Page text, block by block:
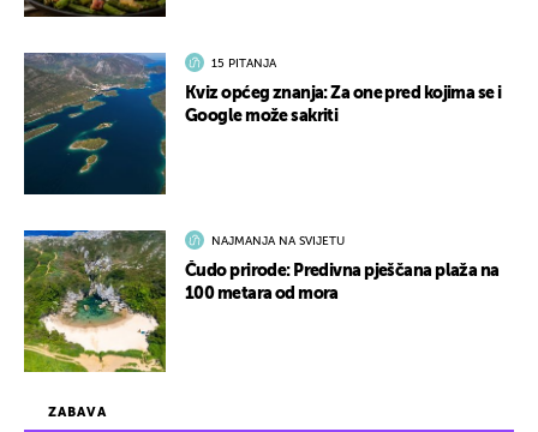
ZABAVA
15 PITANJA
Kviz općeg znanja: Za one pred kojima se i
Google može sakriti
NAJMANJA NA SVIJETU
Čudo prirode: Predivna pješčana plaža na
100 metara od mora